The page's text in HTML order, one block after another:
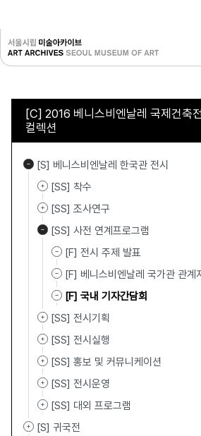
[C] 2016 베니스비엔날레 국제건축전
컬렉션
[S] 베니스비엔날레 한국관 전시
[SS] 착수
[SS] 조사연구
[SS] 사전 연계프로그램
[F] 전시 주제 발표
[F] 베니스비엔날레 국가관 관계
[F] 국내 기자간담회
[SS] 전시기획
[SS] 전시실행
[SS] 홍보 및 커뮤니케이션
[SS] 전시운영
[SS] 대외 프로그램
[S] 귀국전